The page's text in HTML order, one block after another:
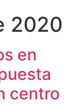
2020
en
centro